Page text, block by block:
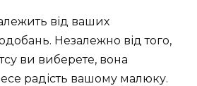
від ваших
Незалежно від того,
ви виберете, вона
радість вашому малюку.